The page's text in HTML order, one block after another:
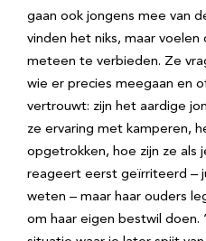
gaan ook jongens mee van
vinden het niks, maar
meteen te verbieden. Ze
wie er precies meegaan en
vertrouwt: zijn het aardige
ze ervaring met kamperen,
opgetrokken, hoe zijn ze als
reageert eerst geïrriteerd –
weten – maar haar ouders
om haar eigen bestwil doen.